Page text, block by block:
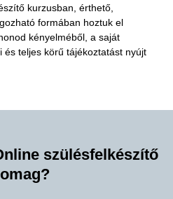
kurzusban, érthető,
formában hoztuk el
kényelméből, a saját
és teljes körű tájékoztatást nyújt
szülésfelkészítő